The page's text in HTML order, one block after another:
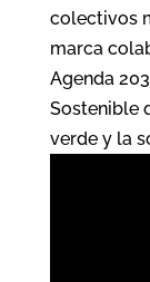
colectivos
marca
Agenda
Sostenible
verde y la